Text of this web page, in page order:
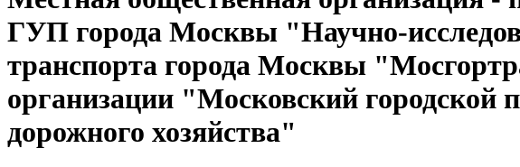
ГУП города Москвы "Научно-
транспорта города Москвы
организации "Московский городской
дорожного хозяйства"